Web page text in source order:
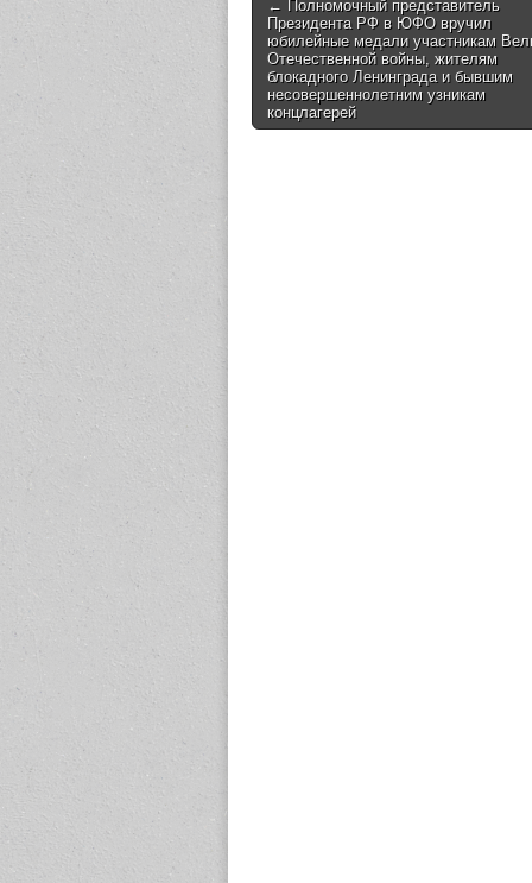
Post navigation
← Полномочный представитель
Президента РФ в ЮФО вручил
юбилейные медали участникам
Отечественной войны, жителям
блокадного Ленинграда и бывшим
несовершеннолетним узникам
концлагерей